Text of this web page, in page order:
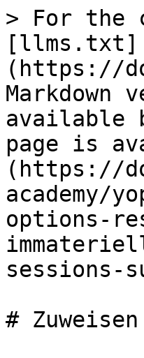
> For the
[llms.txt]
(https://
Markdown
available
page is
(https://
academy/
options-
sessions-
#